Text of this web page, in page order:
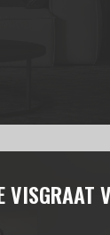
VISGRAAT